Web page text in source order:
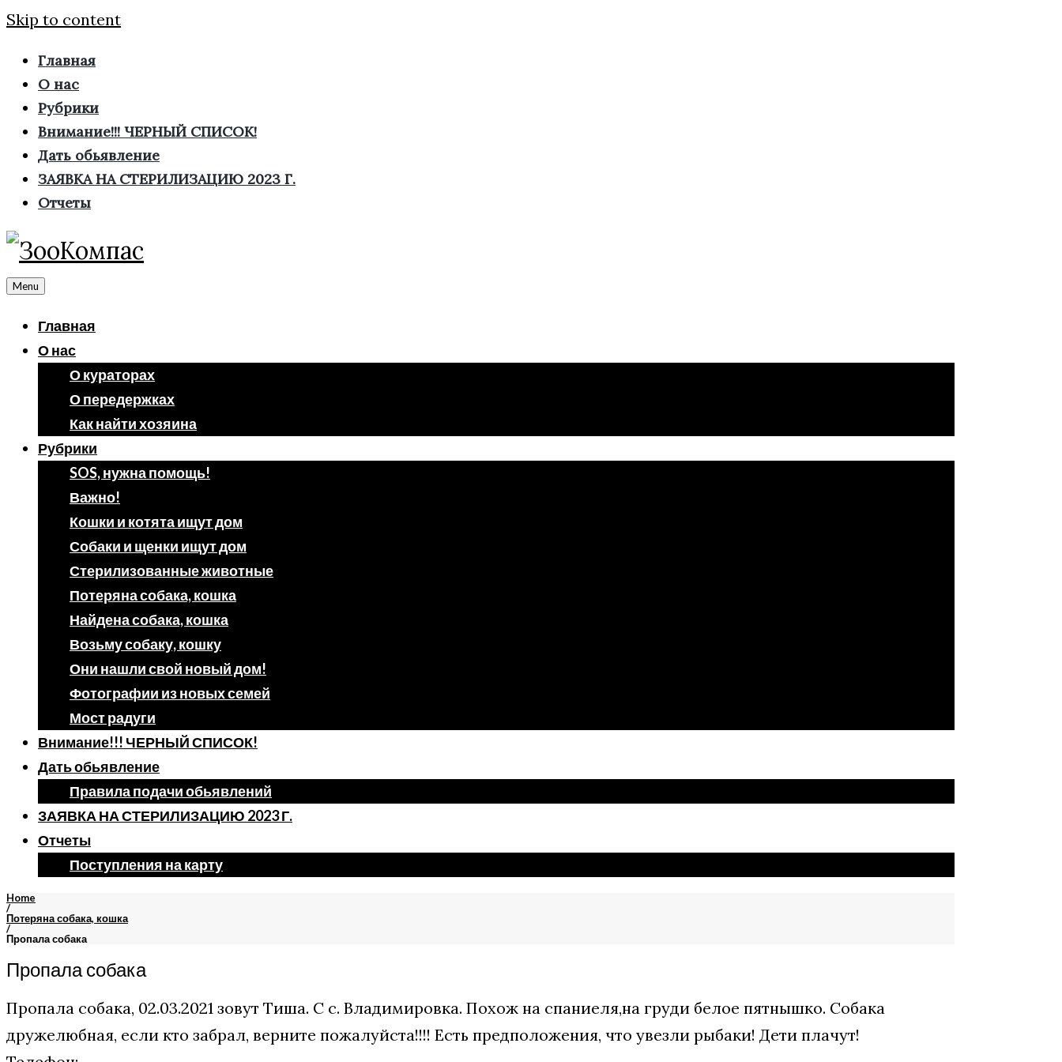
Skip to content
Главная
О нас
Рубрики
Внимание!!! ЧЕРНЫЙ СПИСОК!
Дать обьявление
ЗАЯВКА НА СТЕРИЛИЗАЦИЮ 2023 Г.
Отчеты
Menu
Главная
О нас
О кураторах
О передержках
Как найти хозяина
Рубрики
SOS, нужна помощь!
Важно!
Кошки и котята ищут дом
Собаки и щенки ищут дом
Стерилизованные животные
Потеряна собака, кошка
Найдена собака, кошка
Возьму собаку, кошку
Они нашли свой новый дом!
Фотографии из новых семей
Мост радуги
Внимание!!! ЧЕРНЫЙ СПИСОК!
Дать обьявление
Правила подачи обьявлений
ЗАЯВКА НА СТЕРИЛИЗАЦИЮ 2023 Г.
Отчеты
Поступления на карту
Home
/
Потеряна собака, кошка
/
Пропала собака
Пропала собака
Пропала собака, 02.03.2021 зовут Тиша. С с. Владимировка. Похож на спаниеля,на груди белое пятнышко. Собака
дружелюбная, если кто забрал, верните пожалуйста!!!! Есть предположения, что увезли рыбаки! Дети плачут!